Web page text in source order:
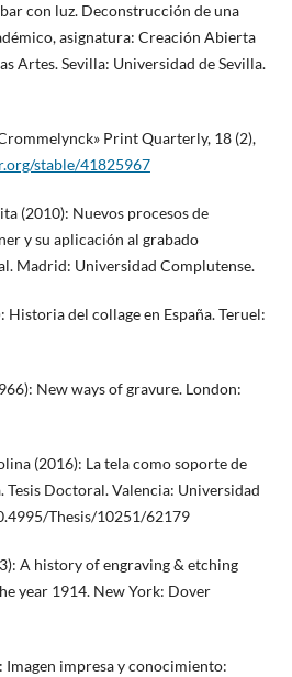
con luz. Deconstrucción de una
asignatura: Creación Abierta
Artes. Sevilla: Universidad de Sevilla.
Print Quarterly, 18 (2),
stable/41825967
(2010): Nuevos procesos de
y su aplicación al grabado
Madrid: Universidad Complutense.
Historia del collage en España. Teruel:
New ways of gravure. London:
(2016): La tela como soporte de
Tesis Doctoral. Valencia: Universidad
Thesis/10251/62179
A history of engraving & etching
year 1914. New York: Dover
impresa y conocimiento: